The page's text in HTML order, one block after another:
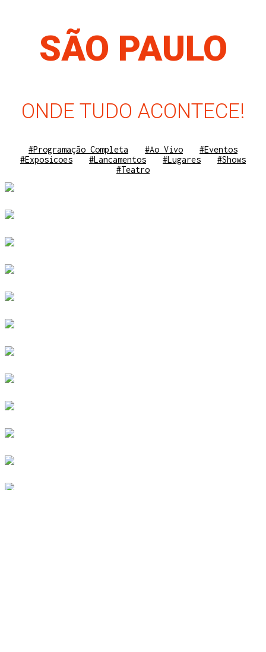
SÃO PAULO
ONDE TUDO ACONTECE!
#Programação Completa #Ao Vivo
#Eventos
#Exposicoes
#Lancamentos #Lugares
#Shows
#Teatro